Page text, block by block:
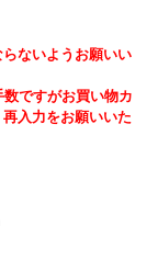
ないようお願いい
ですがお買い物カ
入力をお願いいた